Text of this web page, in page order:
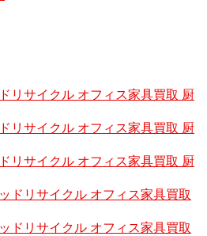
リサイクル オフィス家具買取 厨
リサイクル オフィス家具買取 厨
リサイクル オフィス家具買取 厨
ドリサイクル オフィス家具買取
ドリサイクル オフィス家具買取